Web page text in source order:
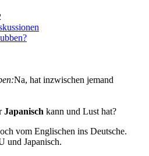
Na, hat inzwischen jemand
Japanisch kann und Lust hat?
vom Englischen ins Deutsche.
und Japanisch.